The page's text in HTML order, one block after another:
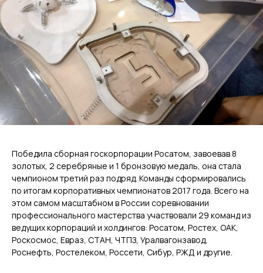
Победила сборная госкорпорации Росатом, завоевав 8
золотых, 2 серебряные и 1 бронзовую медаль, она стала
чемпионом третий раз подряд. Команды сформировались
по итогам корпоративных чемпионатов 2017 года. Всего на
этом самом масштабном в России соревновании
профессионального мастерства участвовали 29 команд из
ведущих корпораций и холдингов: Росатом, Ростех, ОАК,
Роскосмос, Евраз, СТАН, ЧТПЗ, Уралвагонзавод,
Роснефть, Ростелеком, Россети, Сибур, РЖД и другие.
ГЛАВНОЕ